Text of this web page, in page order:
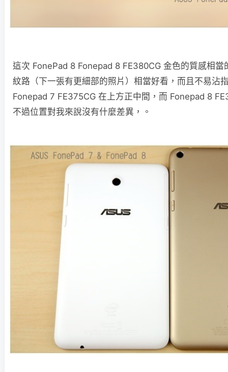
這次 FonePad 8 Fonepad 8 FE380CG 金色的質感相當
紋路（下一張有更細部的照片）相當好看，而且不易沾
Fonepad 7 FE375CG 在上方正中間，而 Fonepad 8
不過位置對我來說沒有什麼差異，。